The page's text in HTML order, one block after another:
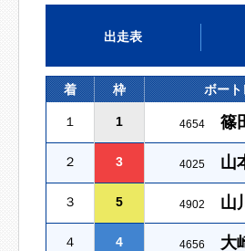
出走表
着 枠 ボー
１ 1 4654
２ 3 4025
３ 5 4902
４ 4 4656